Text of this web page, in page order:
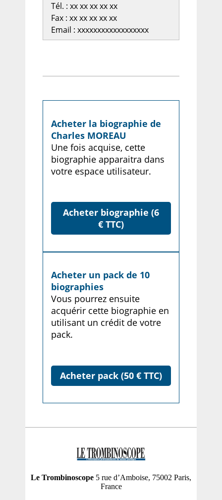
Tél. : xx xx xx xx xx
Fax : xx xx xx xx xx
Email : xxxxxxxxxxxxxxxxxx
Acheter la biographie de
Charles MOREAU
Une fois acquise, cette
biographie apparaitra dans
votre espace utilisateur.
Acheter biographie (6
€ TTC)
Acheter un pack de 10
biographies
Vous pourrez ensuite
acquérir cette biographie en
utilisant un crédit de votre
pack.
Acheter pack (50 € TTC)
Le Trombinoscope 5 rue d’Amboise, 75002 Paris,
France